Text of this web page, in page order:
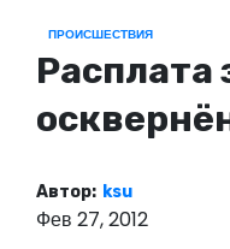
ПРОИСШЕСТВИЯ
Расплата
Автор: ksu
Фев 27, 2012